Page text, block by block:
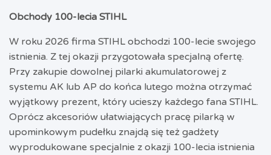
Obchody 100-lecia STIHL
W roku 2026 firma STIHL obchodzi 100-lecie swojego
istnienia. Z tej okazji przygotowała specjalną ofertę.
Przy zakupie dowolnej pilarki akumulatorowej z
systemu AK lub AP do końca lutego można otrzymać
wyjątkowy prezent, który ucieszy każdego fana STIHL.
Oprócz akcesoriów ułatwiających pracę pilarką w
upominkowym pudełku znajdą się też gadżety
wyprodukowane specjalnie z okazji 100-lecia istnienia